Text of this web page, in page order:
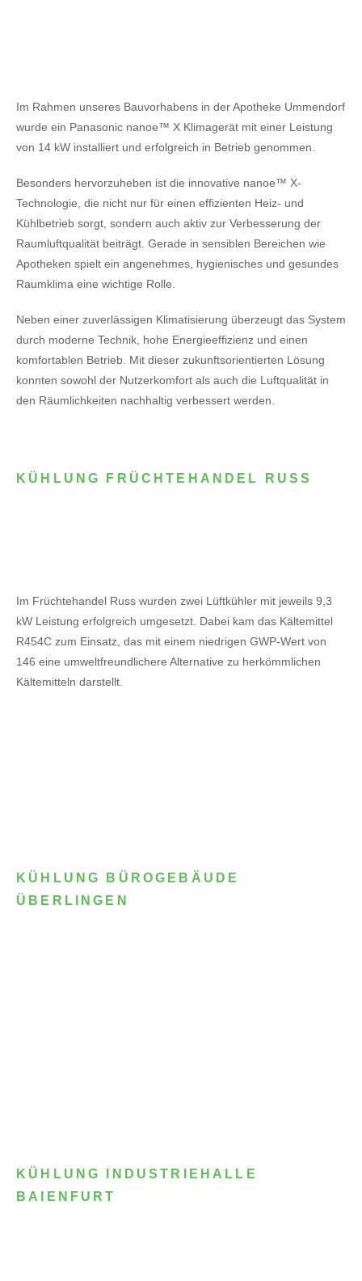
Im Rahmen unseres Bauvorhabens in der Apotheke Ummendorf
wurde ein Panasonic nanoe™ X Klimagerät mit einer Leistung
von 14 kW installiert und erfolgreich in Betrieb genommen.
Besonders hervorzuheben ist die innovative nanoe™ X-
Technologie, die nicht nur für einen effizienten Heiz- und
Kühlbetrieb sorgt, sondern auch aktiv zur Verbesserung der
Raumluftqualität beiträgt. Gerade in sensiblen Bereichen wie
Apotheken spielt ein angenehmes, hygienisches und gesundes
Raumklima eine wichtige Rolle.
Neben einer zuverlässigen Klimatisierung überzeugt das System
durch moderne Technik, hohe Energieeffizienz und einen
komfortablen Betrieb. Mit dieser zukunftsorientierten Lösung
konnten sowohl der Nutzerkomfort als auch die Luftqualität in
den Räumlichkeiten nachhaltig verbessert werden.
KÜHLUNG FRÜCHTEHANDEL RUSS
Im Früchtehandel Russ wurden zwei Lüftkühler mit jeweils 9,3
kW Leistung erfolgreich umgesetzt. Dabei kam das Kältemittel
R454C zum Einsatz, das mit einem niedrigen GWP-Wert von
146 eine umweltfreundlichere Alternative zu herkömmlichen
Kältemitteln darstellt.
KÜHLUNG BÜROGEBÄUDE
ÜBERLINGEN
KÜHLUNG INDUSTRIEHALLE
BAIENFURT